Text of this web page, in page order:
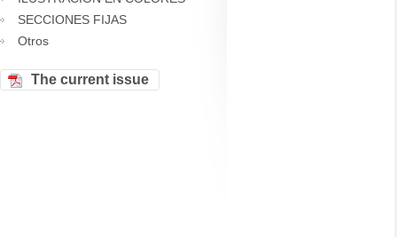
SECCIONES FIJAS
Otros
The current issue